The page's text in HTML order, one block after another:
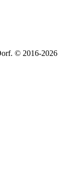
© 2016-2026